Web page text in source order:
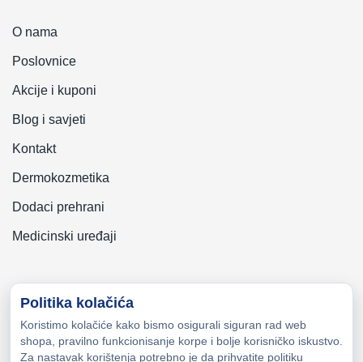
O nama
Poslovnice
Akcije i kuponi
Blog i savjeti
Kontakt
Dermokozmetika
Dodaci prehrani
Medicinski uređaji
Copyright © 2026 Zeni-Lijek Apoteka. Sva prava zadržana
Politika kolačića
Koristimo kolačiće kako bismo osigurali siguran rad web
shopa, pravilno funkcionisanje korpe i bolje korisničko iskustvo.
Za nastavak korištenja potrebno je da prihvatite politiku